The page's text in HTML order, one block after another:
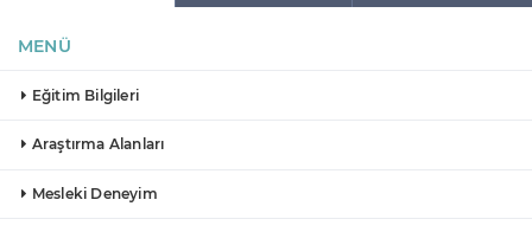
MENÜ
Eğitim Bilgileri
Araştırma Alanları
Mesleki Deneyim